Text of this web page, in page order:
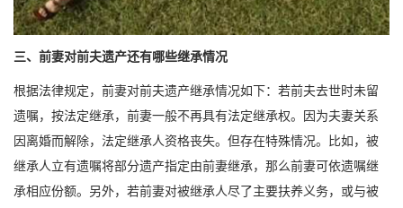
三、前妻对前夫遗产还有哪些继承情况
根据法律规定，前妻对前夫遗产继承情况如下：若前夫去世时未留
遗嘱，按法定继承，前妻一般不再具有法定继承权。因为夫妻关系
因离婚而解除，法定继承人资格丧失。但存在特殊情况。比如，被
继承人立有遗嘱将部分遗产指定由前妻继承，那么前妻可依遗嘱继
承相应份额。另外，若前妻对被继承人尽了主要扶养义务，或与被